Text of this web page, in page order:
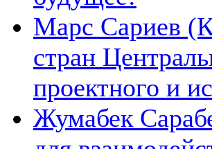
Марс Сариев
стран
проектного и
Жумабек